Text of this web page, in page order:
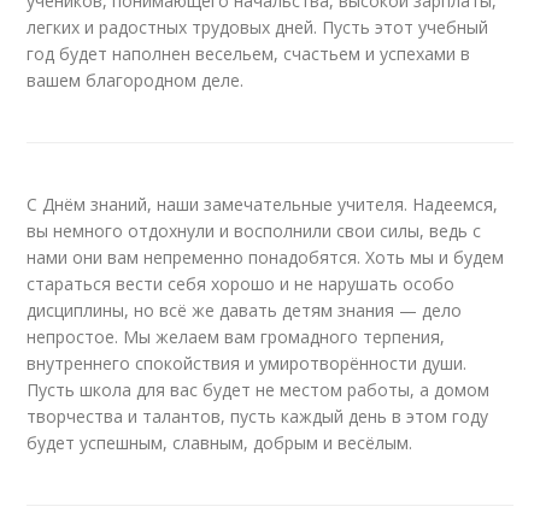
легких и радостных трудовых дней. Пусть этот учебный
год будет наполнен весельем, счастьем и успехами в
вашем благородном деле.
С Днём знаний, наши замечательные учителя. Надеемся,
вы немного отдохнули и восполнили свои силы, ведь с
нами они вам непременно понадобятся. Хоть мы и будем
стараться вести себя хорошо и не нарушать особо
дисциплины, но всё же давать детям знания — дело
непростое. Мы желаем вам громадного терпения,
внутреннего спокойствия и умиротворённости души.
Пусть школа для вас будет не местом работы, а домом
творчества и талантов, пусть каждый день в этом году
будет успешным, славным, добрым и весёлым.